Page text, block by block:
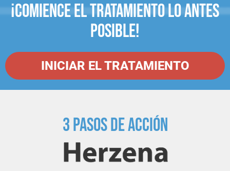
¡COMIENCE EL TRATAMIENTO LO ANTES
POSIBLE!
INICIAR EL TRATAMIENTO
3 PASOS DE ACCIÓN